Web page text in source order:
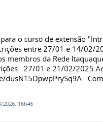
o curso de extensão
entre 27/01 e 14/02/
membros da Rede
27/01 e 21/02/
dusN15DpwpPrySq9A
2026, 16h46